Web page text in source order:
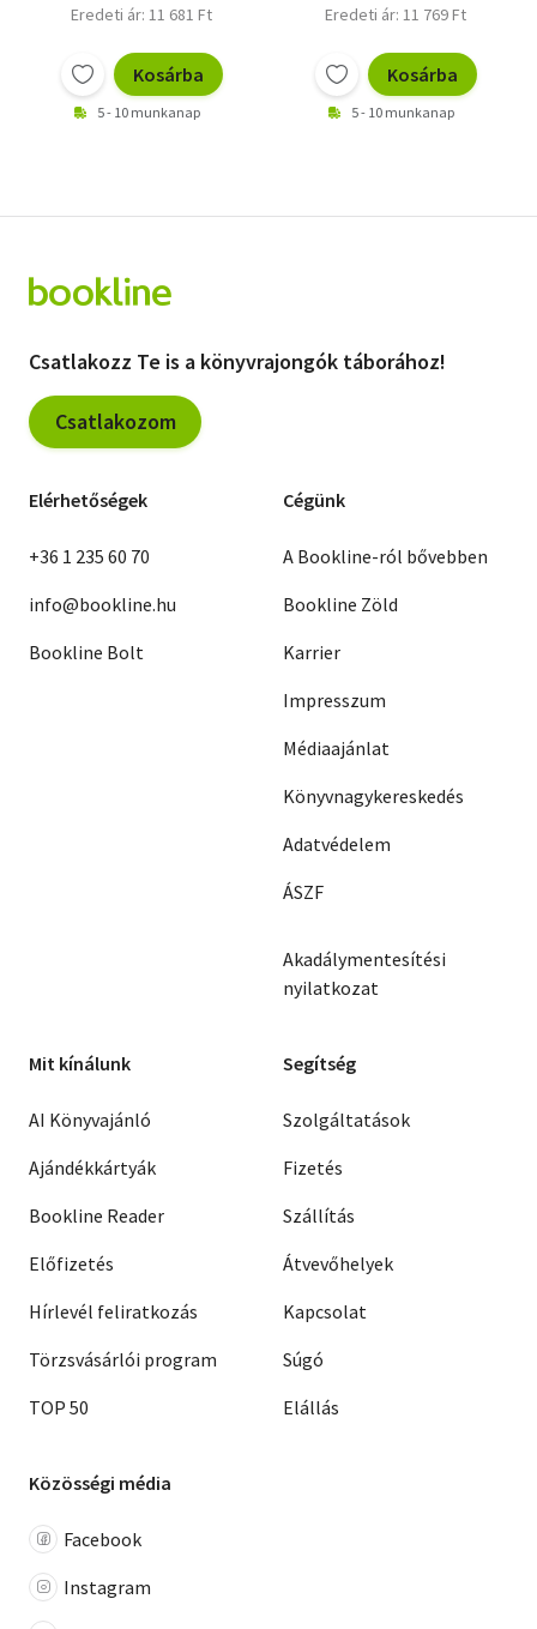
Eredeti ár: 11 681 Ft
Kosárba
5 - 10 munkanap
Eredeti ár: 11 769 Ft
Kosárba
5 - 10 munkanap
Csatlakozz Te is a könyvrajongók táborához!
Csatlakozom
Elérhetőségek
+36 1 235 60 70
info@bookline.hu
Bookline Bolt
Cégünk
A Bookline-ról bővebben
Bookline Zöld
Karrier
Impresszum
Médiaajánlat
Könyvnagykereskedés
Adatvédelem
ÁSZF
Akadálymentesítési
nyilatkozat
Mit kínálunk
AI Könyvajánló
Ajándékkártyák
Bookline Reader
Előfizetés
Hírlevél feliratkozás
Törzsvásárlói program
TOP 50
Segítség
Szolgáltatások
Fizetés
Szállítás
Átvevőhelyek
Kapcsolat
Súgó
Elállás
Közösségi média
Facebook
Instagram